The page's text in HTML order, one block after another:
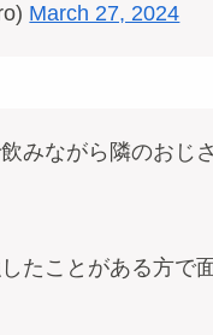
March 27, 2024
みながら隣のおじ
たことがある方で